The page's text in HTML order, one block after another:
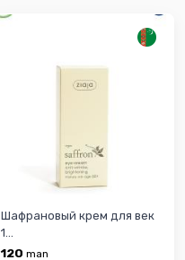
Шафрановый крем для век
1...
120 man